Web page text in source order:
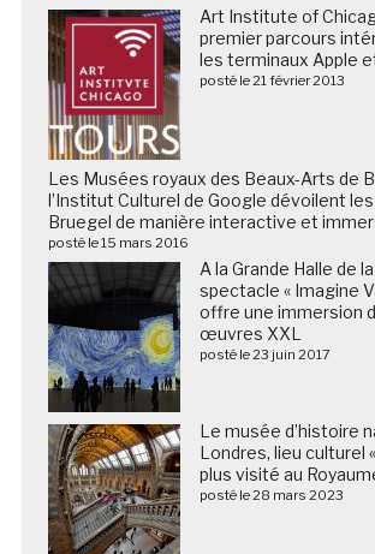
Art Institute of
premier parcours
les terminaux Apple
posté le 21 février 2013
Les Musées royaux des Beaux-Arts de
l’Institut Culturel de Google dévoilent
Bruegel de manière interactive et
posté le 15 mars 2016
A la Grande Halle de
spectacle « Imagine
offre une immersion
œuvres XXL
posté le 23 juin 2017
Le musée d’histoire
Londres, lieu culturel
plus visité au
posté le 28 mars 2023